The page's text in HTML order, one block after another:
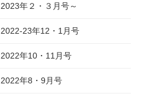
2023年２・３月号～
2022-23年12・1月号
2022年10・11月号
2022年8・9月号